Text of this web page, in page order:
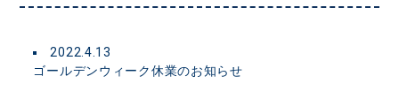
2022.4.13
ゴールデンウィーク休業のお知らせ